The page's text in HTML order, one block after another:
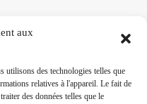
aux
utilisons des technologies telles que
relatives à l'appareil. Le fait de
des données telles que le